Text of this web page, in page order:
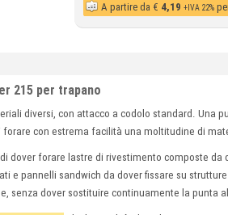
A partire da € 4,19 +IVA 22%
215 per trapano
diversi, con attacco a codolo standard. Una
forare con estrema facilità una moltitudine di
dover forare lastre di rivestimento composte
e pannelli sandwich da dover fissare su
senza dover sostituire continuamente la punta